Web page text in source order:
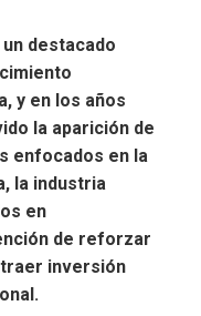
destacado
y en los años
la aparición de
enfocados en la
la industria
en
de reforzar
inversión